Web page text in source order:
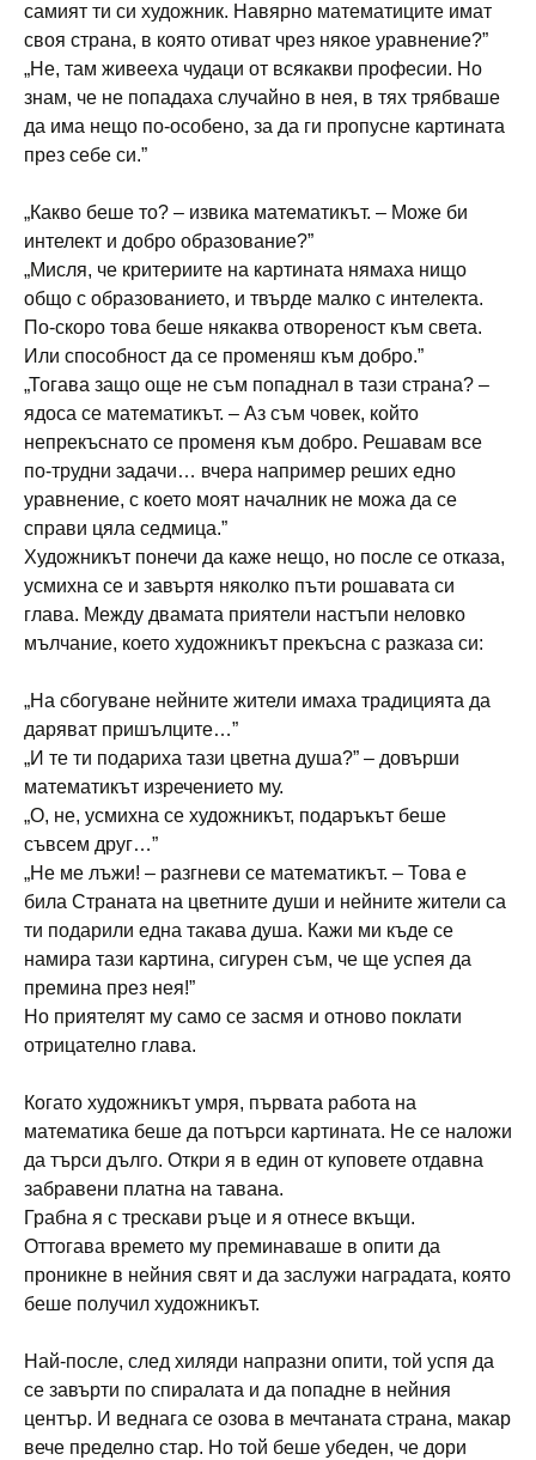
самият ти си художник. Навярно математиците имат
своя страна, в която отиват чрез някое уравнение?”
„Не, там живееха чудаци от всякакви професии. Но
знам, че не попадаха случайно в нея, в тях трябваше
да има нещо по-особено, за да ги пропусне картината
през себе си.”
„Какво беше то? – извика математикът. – Може би
интелект и добро образование?”
„Мисля, че критериите на картината нямаха нищо
общо с образованието, и твърде малко с интелекта.
По-скоро това беше някаква отвореност към света.
Или способност да се променяш към добро.”
„Тогава защо още не съм попаднал в тази страна? –
ядоса се математикът. – Аз съм човек, който
непрекъснато се променя към добро. Решавам все
по-трудни задачи… вчера например реших едно
уравнение, с което моят началник не можа да се
справи цяла седмица.”
Художникът понечи да каже нещо, но после се отказа,
усмихна се и завъртя няколко пъти рошавата си
глава. Между двамата приятели настъпи неловко
мълчание, което художникът прекъсна с разказа си:
„На сбогуване нейните жители имаха традицията да
даряват пришълците…”
„И те ти подариха тази цветна душа?” – довърши
математикът изречението му.
„О, не, усмихна се художникът, подаръкът беше
съвсем друг…”
„Не ме лъжи! – разгневи се математикът. – Това е
била Страната на цветните души и нейните жители са
ти подарили една такава душа. Кажи ми къде се
намира тази картина, сигурен съм, че ще успея да
премина през нея!”
Но приятелят му само се засмя и отново поклати
отрицателно глава.
Когато художникът умря, първата работа на
математика беше да потърси картината. Не се наложи
да търси дълго. Откри я в един от куповете отдавна
забравени платна на тавана.
Грабна я с трескави ръце и я отнесе вкъщи.
Оттогава времето му преминаваше в опити да
проникне в нейния свят и да заслужи наградата, която
беше получил художникът.
Най-после, след хиляди напразни опити, той успя да
се завърти по спиралата и да попадне в нейния
център. И веднага се озова в мечтаната страна, макар
вече пределно стар. Но той беше убеден, че дори